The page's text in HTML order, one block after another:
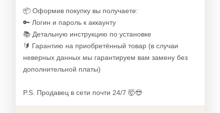
📦 Оформив покупку вы получаете:
🔑 Логин и пароль к аккаунту
📚 Детальную инструкцию по установке
🔰 Гарантию на приобретённый товар (в случаи
неверных данных мы гарантируем вам замену без
дополнительной платы)
P.S. Продавец в сети почти 24/7 🤯😎